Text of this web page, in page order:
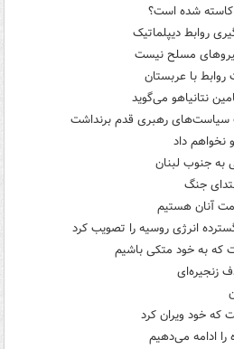
کاسته شده است؟
روابط دیپلماتیک
مسلح نیست
با عربستان
نتانیاهو می‌گوید
سیاست‌های رهبری قدم برنداشت
نخواهم داد
به جنوب لبنان
آنان هستیم
انرژی روسیه را تصویب کرد
که به خود متکی باشیم
که خود ویران کرد
را ادامه می‌دهیم